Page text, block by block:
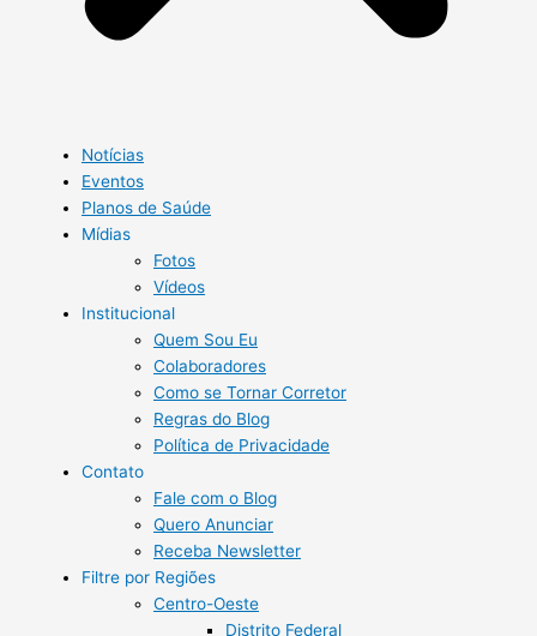
Notícias
Eventos
Planos de Saúde
Mídias
Fotos
Vídeos
Institucional
Quem Sou Eu
Colaboradores
Como se Tornar Corretor
Regras do Blog
Política de Privacidade
Contato
Fale com o Blog
Quero Anunciar
Receba Newsletter
Filtre por Regiões
Centro-Oeste
Distrito Federal